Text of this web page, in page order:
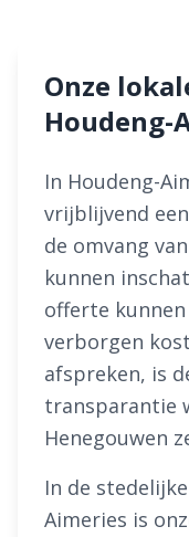
Onze
Houdeng-
In Houdeng-
vrijblijvend
de omvang
kunnen
offerte
verborgen
afspreken, is
transparantie
Henegouwen
In de
Aimeries is